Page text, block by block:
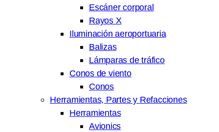
Escáner corporal
Rayos X
Iluminación aeroportuaria
Balizas
Lámparas de tráfico
Conos de viento
Conos
Herramientas, Partes y Refacciones
Herramientas
Avionics